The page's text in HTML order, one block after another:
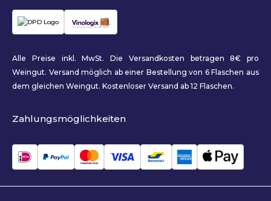
Alle Preise inkl. MwSt. Die Versandkosten betragen 8€ pro
Weingut. Versand möglich ab einer Bestellung von 6 Flaschen aus
dem gleichen Weingut. Kostenloser Versand ab 12 Flaschen.
Zahlungsmöglichkeiten